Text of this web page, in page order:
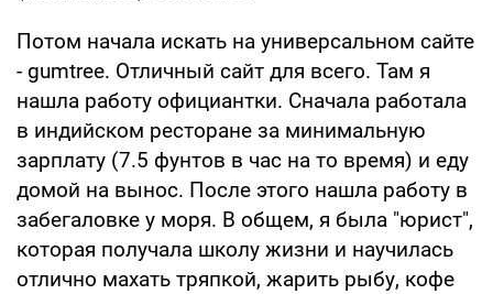
Потом начала искать на универсальном сайте
- gumtree. Отличный сайт для всего. Там я
нашла работу официантки. Сначала работала
в индийском ресторане за минимальную
зарплату (7.5 фунтов в час на то время) и еду
домой на вынос. После этого нашла работу в
забегаловке у моря. В общем, я была "юрист",
которая получала школу жизни и научилась
отлично махать тряпкой, жарить рыбу, кофе